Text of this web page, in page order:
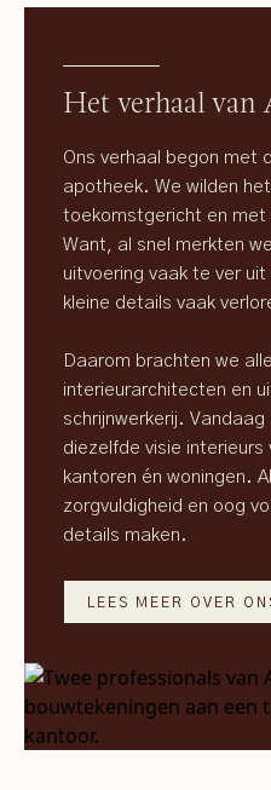
Het verhaal van
Ons verhaal begon met
apotheek. We wilden
toekomstgericht en met
Want, al snel merkten
uitvoering vaak te ver
kleine details vaak
Daarom brachten we
interieurarchitecten en
schrijnwerkerij.
diezelfde visie interieurs
kantoren én woningen.
zorgvuldigheid en oog
details maken.
LEES MEER OVER